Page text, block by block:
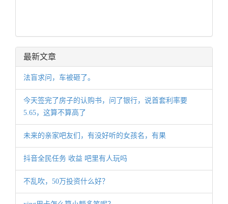
最新文章
法盲求问，车被砸了。
今天签完了房子的认购书，问了银行，说首套利率要
5.65，这算不算高了
未来的亲家吧友们，有没好听的女孩名，有果
抖音全民任务 收益 吧里有人玩吗
不乱吹，50万投资什么好？